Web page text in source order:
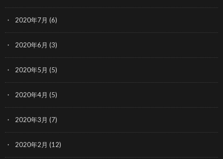
2020年7月 (6)
2020年6月 (3)
2020年5月 (5)
2020年4月 (5)
2020年3月 (7)
2020年2月 (12)